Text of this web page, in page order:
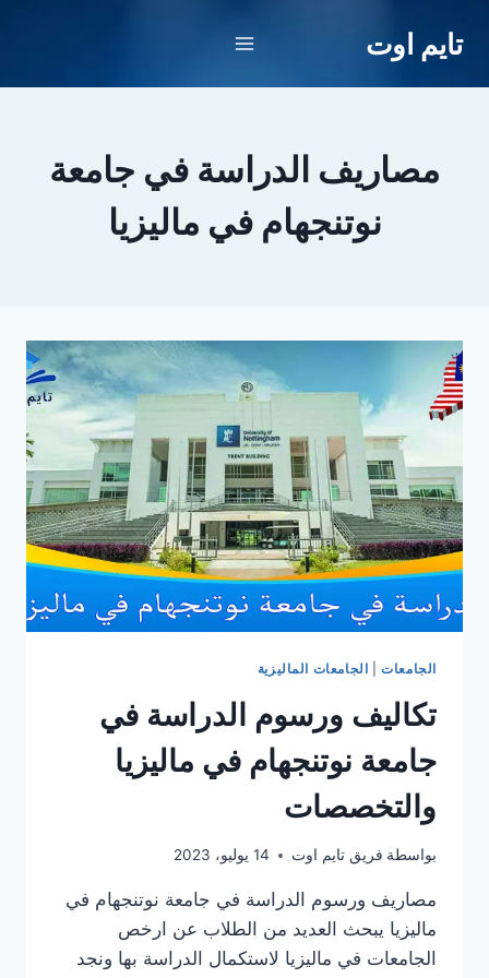
تايم اوت
مصاريف الدراسة في جامعة
نوتنجهام في ماليزيا
الجامعات| الجامعات الماليزية
تكاليف ورسوم الدراسة في
جامعة نوتنجهام في ماليزيا
والتخصصات
بواسطة فريق تايم اوت 14 يوليو، 2023
مصاريف ورسوم الدراسة في جامعة نوتنجهام في
ماليزيا يبحث العديد من الطلاب عن ارخص
الجامعات في ماليزيا لاستكمال الدراسة بها ونجد